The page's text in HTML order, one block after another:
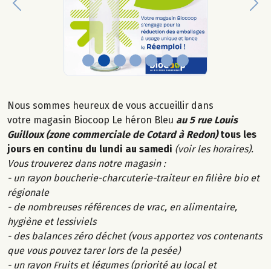
Previous
Nous sommes heureux de vous accueillir dans
votre magasin Biocoop Le héron Bleu au 5 rue Louis
Guilloux (zone commerciale de Cotard à Redon)tous les
jours en continu du lundi au samedi (voir les horaires).
Vous trouverez dans notre magasin :
- un rayon boucherie-charcuterie-traiteur en filière bio et
régionale
- de nombreuses références de vrac, en alimentaire,
hygiène et lessiviels
- des balances zéro déchet (vous apportez vos contenants
que vous pouvez tarer lors de la pesée)
- un rayon Fruits et légumes (priorité au local et